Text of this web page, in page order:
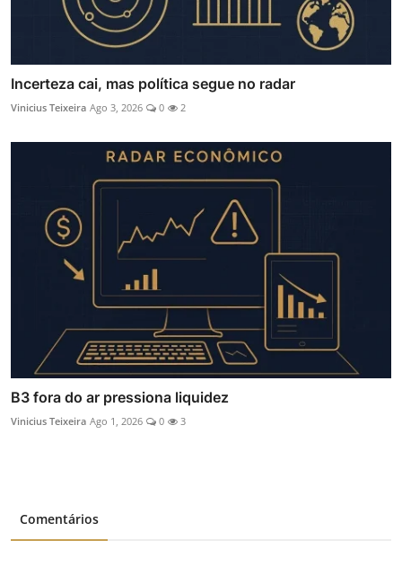
Incerteza cai, mas política segue no radar
Vinicius Teixeira Ago 3, 2026 0 2
B3 fora do ar pressiona liquidez
Vinicius Teixeira Ago 1, 2026 0 3
Comentários